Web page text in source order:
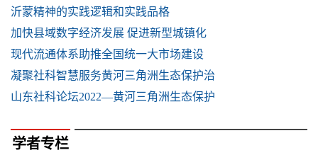
沂蒙精神的实践逻辑和实践品格
加快县域数字经济发展 促进新型城镇化
现代流通体系助推全国统一大市场建设
凝聚社科智慧服务黄河三角洲生态保护治
山东社科论坛2022—黄河三角洲生态保护
学者专栏